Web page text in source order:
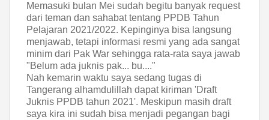
Memasuki bulan Mei sudah begitu banyak request
dari teman dan sahabat tentang PPDB Tahun
Pelajaran 2021/2022. Kepinginya bisa langsung
menjawab, tetapi informasi resmi yang ada sangat
minim dari Pak War sehingga rata-rata saya jawab
"Belum ada juknis pak... bu...."
Nah kemarin waktu saya sedang tugas di
Tangerang alhamdulillah dapat kiriman 'Draft
Juknis PPDB tahun 2021'. Meskipun masih draft
saya kira ini sudah bisa menjadi pegangan bagi